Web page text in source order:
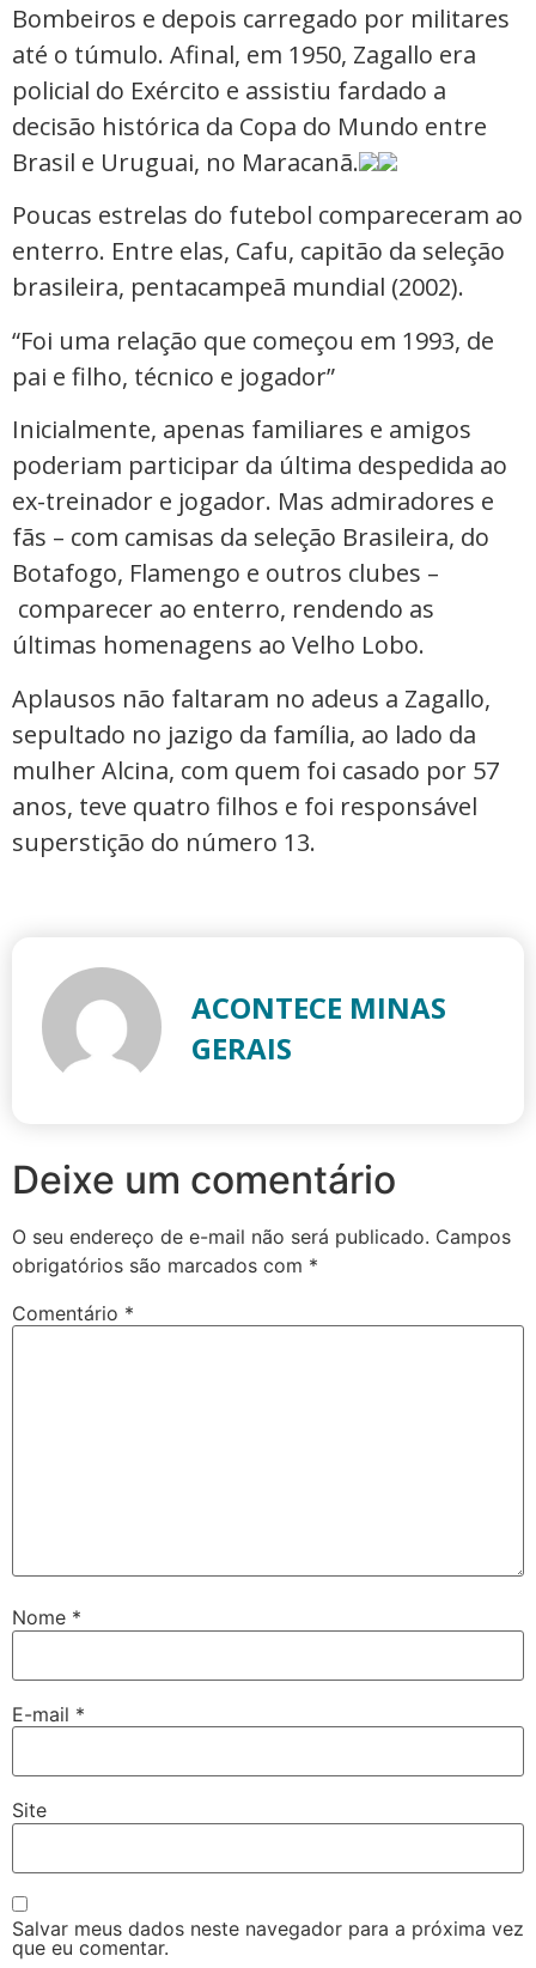
Bombeiros e depois carregado por militares
até o túmulo. Afinal, em 1950, Zagallo era
policial do Exército e assistiu fardado a
decisão histórica da Copa do Mundo entre
Brasil e Uruguai, no Maracanã.
Poucas estrelas do futebol compareceram ao
enterro. Entre elas, Cafu, capitão da seleção
brasileira, pentacampeã mundial (2002).
“Foi uma relação que começou em 1993, de
pai e filho, técnico e jogador”
Inicialmente, apenas familiares e amigos
poderiam participar da última despedida ao
ex-treinador e jogador. Mas admiradores e
fãs – com camisas da seleção Brasileira, do
Botafogo, Flamengo e outros clubes –
comparecer ao enterro, rendendo as
últimas homenagens ao Velho Lobo.
Aplausos não faltaram no adeus a Zagallo,
sepultado no jazigo da família, ao lado da
mulher Alcina, com quem foi casado por 57
anos, teve quatro filhos e foi responsável
superstição do número 13.
ACONTECE MINAS
GERAIS
Deixe um comentário
O seu endereço de e-mail não será publicado. Campos
obrigatórios são marcados com *
Comentário *
Nome *
E-mail *
Site
Salvar meus dados neste navegador para a próxima vez
que eu comentar.